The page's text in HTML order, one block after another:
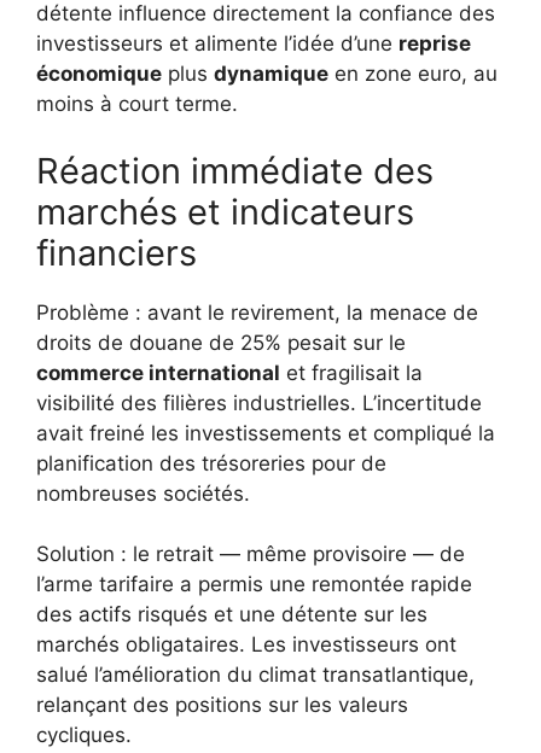
détente influence directement la confiance des
investisseurs et alimente l’idée d’une reprise
économique plus dynamique en zone euro, au
moins à court terme.
Réaction immédiate des
marchés et indicateurs
financiers
Problème : avant le revirement, la menace de
droits de douane de 25% pesait sur le
commerce international et fragilisait la
visibilité des filières industrielles. L’incertitude
avait freiné les investissements et compliqué la
planification des trésoreries pour de
nombreuses sociétés.
Solution : le retrait — même provisoire — de
l’arme tarifaire a permis une remontée rapide
des actifs risqués et une détente sur les
marchés obligataires. Les investisseurs ont
salué l’amélioration du climat transatlantique,
relançant des positions sur les valeurs
cycliques.